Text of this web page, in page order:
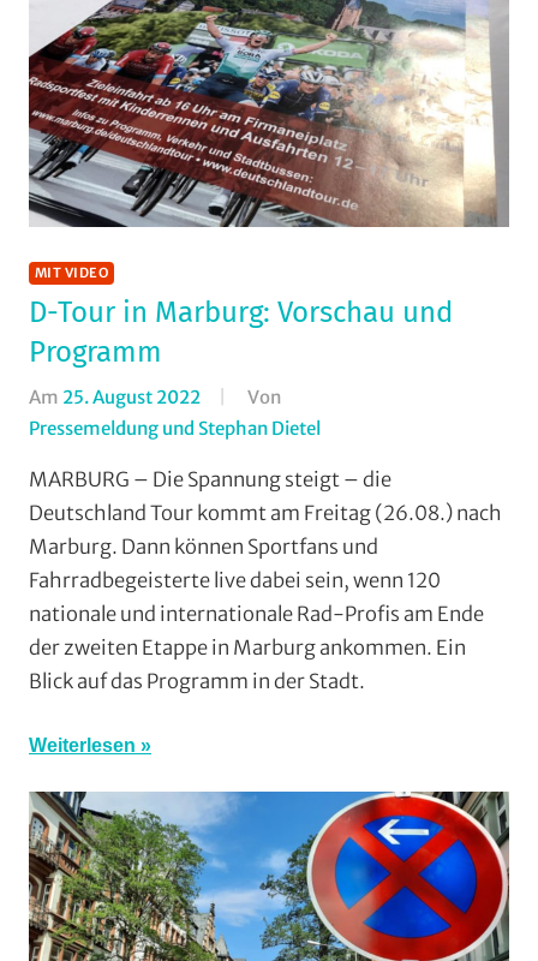
MIT VIDEO
D-Tour in Marburg: Vorschau und
Programm
Am 25. August 2022
Von
Pressemeldung und Stephan Dietel
Video,
Multimedia,
RSV
Marburg,
Rundfahrten,
Strasse,
Vereine
MARBURG – Die Spannung steigt – die
Deutschland Tour kommt am Freitag (26.08.) nach
Marburg. Dann können Sportfans und
Fahrradbegeisterte live dabei sein, wenn 120
nationale und internationale Rad-Profis am Ende
der zweiten Etappe in Marburg ankommen. Ein
Blick auf das Programm in der Stadt.
Weiterlesen